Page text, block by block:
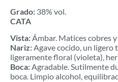
Grado: 38% vol.
CATA
Vista:Ámbar. Matices cobres
Nariz:Agave cocido, un ligero
ligeramente floral (violeta),
Boca:Agradable. Sutilmente
boca. Limpio alcohol,